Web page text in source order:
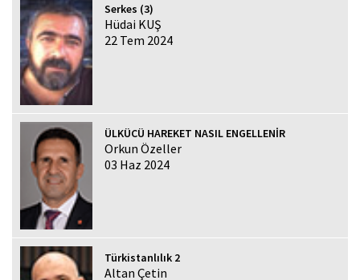
Serkes (3)
Hüdai KUŞ
22 Tem 2024
ÜLKÜCÜ HAREKET NASIL ENGELLENİR
Orkun Özeller
03 Haz 2024
Türkistanlılık 2
Altan Çetin